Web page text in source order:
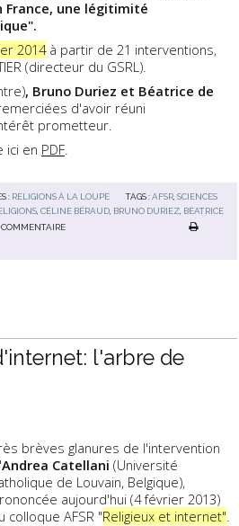
France, une légitimité
".
2014à partir de 21 interventions,
(directeur du GSRL).
, Bruno Duriez et Béatrice de
d'avoir réuni
prometteur.
ici en PDF.
: RELIGIONS À LA LOUPE TAGS :AFSR ,SCIENCES
,CÉLINE BÉRAUD BRUNO DURIEZ BÉATRICE
COMMENTAIRE
l'arbre de
brèves glanures de l'intervention
Andrea Catellani(Université
de Louvain, Belgique),
aujourd'hui (4 février 2013)
colloque AFSR "Religieux et internet"